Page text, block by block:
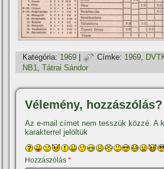
Kategória: 1969 | Címke: 1969,
NB1,Tátrai Sándor
Vélemény, hozzászólás?
Az e-mail címet nem tesszük közzé. A
karakterrel jelöltük
Hozzászólás*